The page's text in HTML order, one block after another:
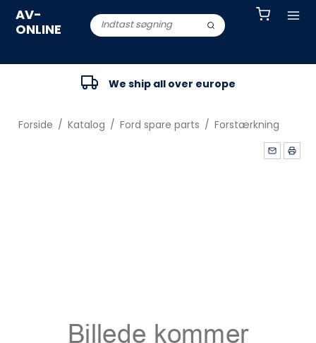
AV-
ONLINE
We ship all over europe
Forside / Katalog / Ford spare parts / Forstærkning